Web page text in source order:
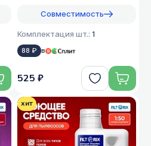
Совместимость
Комплектация шт.: 1
88 ₽ в
525 ₽
хит